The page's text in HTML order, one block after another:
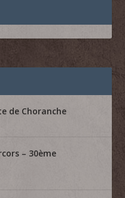
de Choranche
– 30ème